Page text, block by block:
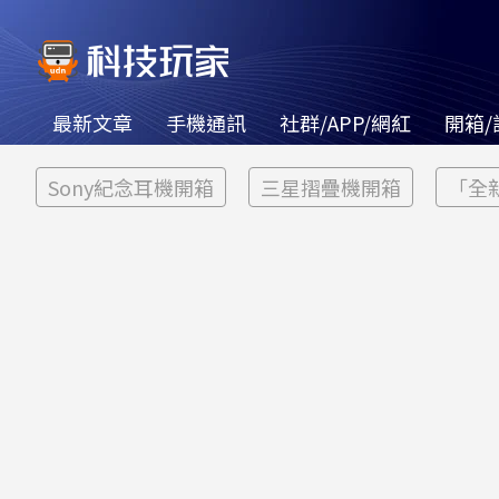
最新文章 手機通訊 社群/APP/網紅 開箱/
Sony紀念耳機開箱 三星摺疊機開箱 「